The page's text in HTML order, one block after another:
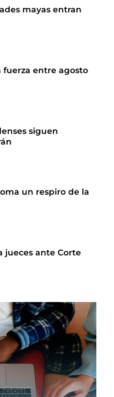
mayas entran
fuerza entre agosto
siguen
un respiro de la
jueces ante Corte